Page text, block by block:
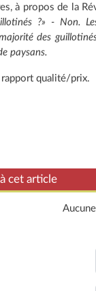
à propos de la
?» - Non.
des
paysans.
qualité/prix.
cet article